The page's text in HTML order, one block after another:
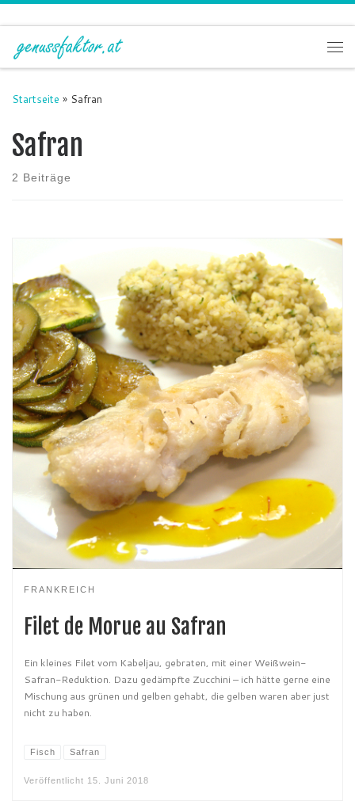
Zum Inhalt springen
Startseite » Safran
Safran
2 Beiträge
FRANKREICH
Filet de Morue au Safran
Ein kleines Filet vom Kabeljau, gebraten, mit einer Weißwein-
Safran-Reduktion. Dazu gedämpfte Zucchini – ich hätte gerne eine
Mischung aus grünen und gelben gehabt, die gelben waren aber just
nicht zu haben.
Fisch Safran
Veröffentlicht 15. Juni 2018